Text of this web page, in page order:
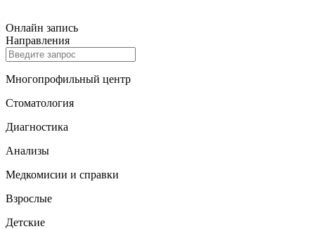
Онлайн запись
Направления
Многопрофильный центр
Стоматология
Диагностика
Анализы
Медкомисии и справки
Взрослые
Детские